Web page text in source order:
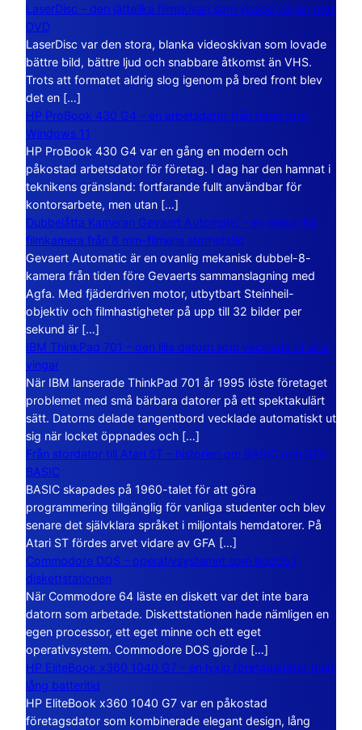
LaserDisc – den jättelika filmskivan som visade vägen mot
DVD
LaserDisc var den stora, blanka videoskivan som lovade
bättre bild, bättre ljud och snabbare åtkomst än VHS.
Trots att formatet aldrig slog igenom på bred front blev
det en […]
HP ProBook 430 G4 – en arbetsdator från tiden före
Windows 11
HP ProBook 430 G4 var en gång en modern och
påkostad arbetsdator för företag. I dag har den hamnat i
teknikens gränsland: fortfarande fullt användbar för
kontorsarbete, men utan […]
Dubbelåtta Kameran Gevaert Automatic – en mekanisk
filmkamera från 8 mm-filmens storhetstid
Gevaert Automatic är en ovanlig mekanisk dubbel-8-
kamera från tiden före Gevaerts sammanslagning med
Agfa. Med fjäderdriven motor, utbytbart Steinheil-
objektiv och filmhastigheter på upp till 32 bilder per
sekund är […]
IBM ThinkPad 701 – den lilla datorn som vecklade ut sina
vingar
När IBM lanserade ThinkPad 701 år 1995 löste företaget
problemet med små bärbara datorer på ett spektakulärt
sätt. Datorns delade tangentbord vecklade automatiskt ut
sig när locket öppnades och […]
Från stordator till Atari ST – historien om BASIC och GFA
BASIC
BASIC skapades på 1960-talet för att göra
programmering tillgänglig för vanliga studenter och blev
senare det självklara språket i miljontals hemdatorer. På
Atari ST fördes arvet vidare av GFA […]
Commodore DOS – operativsystemet som bodde i
diskettstationen
När Commodore 64 läste en diskett var det inte bara
datorn som arbetade. Diskettstationen hade nämligen en
egen processor, ett eget minne och ett eget
operativsystem. Commodore DOS gjorde […]
HP EliteBook x360 1040 G7 – en lyxig företagsdator med
lång batteritid
HP EliteBook x360 1040 G7 var en påkostad
företagsdator som kombinerade elegant design, lång